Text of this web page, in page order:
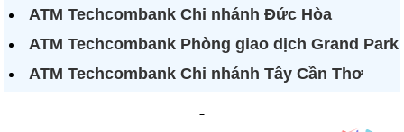
ATM Techcombank Chi nhánh Đức Hòa
ATM Techcombank Phòng giao dịch Grand Park
ATM Techcombank Chi nhánh Tây Cần Thơ